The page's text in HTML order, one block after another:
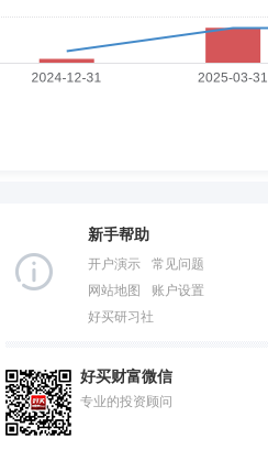
新手帮助
开户演示
常见问题
网站地图
账户设置
好买研习社
好买财富微信
专业的投资顾问